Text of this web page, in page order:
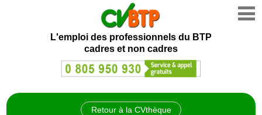
L'emploi des professionnels du BTP
cadres et non cadres
Retour à la CVthèque